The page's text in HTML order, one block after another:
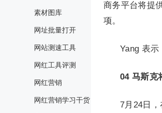
素材图库
网址批量打开
网站测速工具
网红工具评测
网红营销
网红营销学习干货
商务平台将提
项。
Yang 表示
04 马斯克
7月24日